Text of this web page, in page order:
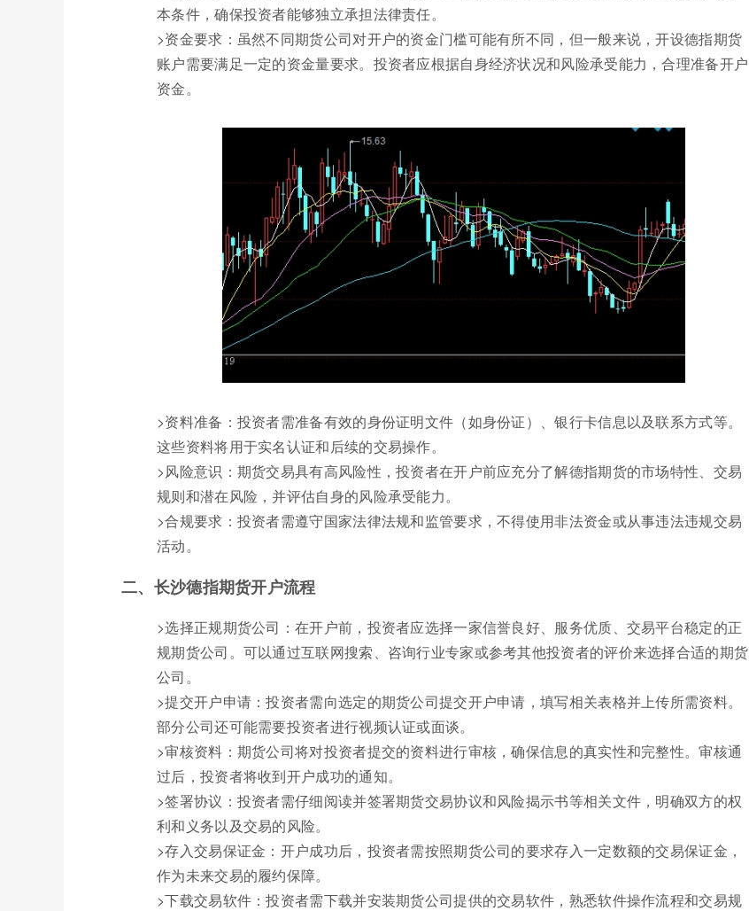
本条件，确保投资者能够独立承担法律责任。
>资金要求：虽然不同期货公司对开户的资金门槛可能有所不同，但一般来说，开设德指期货
账户需要满足一定的资金量要求。投资者应根据自身经济状况和风险承受能力，合理准备开户
资金。
>资料准备：投资者需准备有效的身份证明文件（如身份证）、银行卡信息以及联系方式等。
这些资料将用于实名认证和后续的交易操作。
>风险意识：期货交易具有高风险性，投资者在开户前应充分了解德指期货的市场特性、交易
规则和潜在风险，并评估自身的风险承受能力。
>合规要求：投资者需遵守国家法律法规和监管要求，不得使用非法资金或从事违法违规交易
活动。
二、长沙德指期货开户流程
>选择正规期货公司：在开户前，投资者应选择一家信誉良好、服务优质、交易平台稳定的正
规期货公司。可以通过互联网搜索、咨询行业专家或参考其他投资者的评价来选择合适的期货
公司。
>提交开户申请：投资者需向选定的期货公司提交开户申请，填写相关表格并上传所需资料。
部分公司还可能需要投资者进行视频认证或面谈。
>审核资料：期货公司将对投资者提交的资料进行审核，确保信息的真实性和完整性。审核通
过后，投资者将收到开户成功的通知。
>签署协议：投资者需仔细阅读并签署期货交易协议和风险揭示书等相关文件，明确双方的权
利和义务以及交易的风险。
>存入交易保证金：开户成功后，投资者需按照期货公司的要求存入一定数额的交易保证金，
作为未来交易的履约保障。
>下载交易软件：投资者需下载并安装期货公司提供的交易软件，熟悉软件操作流程和交易规